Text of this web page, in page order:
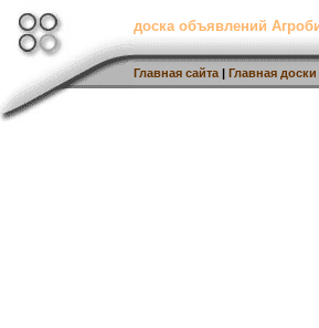
доска объявлений
Главная сайта | Главная доски